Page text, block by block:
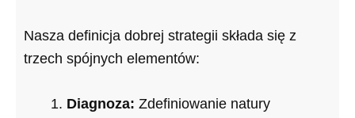
Nasza definicja dobrej strategii składa się z
trzech spójnych elementów:
Diagnoza: Zdefiniowanie natury